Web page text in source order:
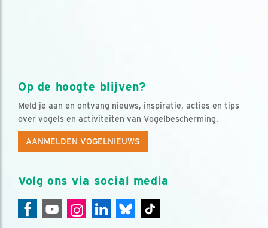
Op de hoogte blijven?
Meld je aan en ontvang nieuws, inspiratie, acties en tips
over vogels en activiteiten van Vogelbescherming.
AANMELDEN VOGELNIEUWS
Volg ons via social media